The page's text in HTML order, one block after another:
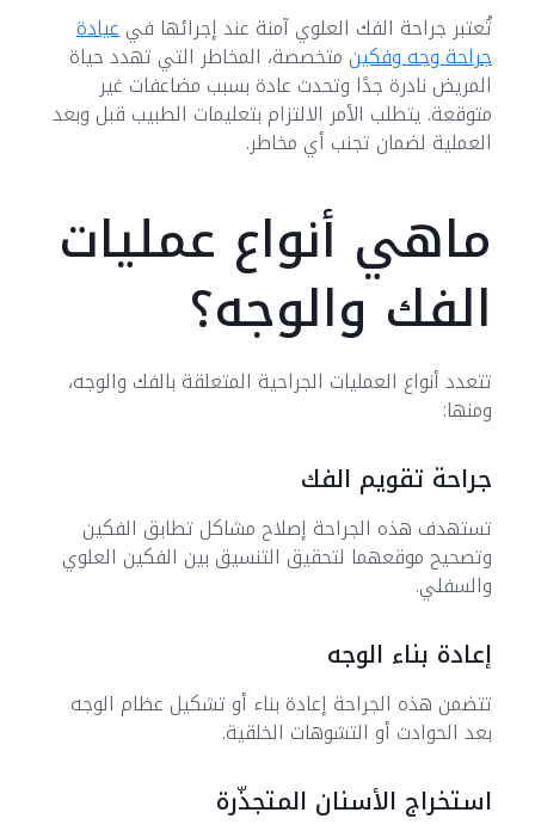
تُعتبر جراحة الفك العلوي آمنة عند إجرائها فيعيادة
جراحة وجه وفكين متخصصة، المخاطر التي تهدد حياة
المريض نادرة جدًا وتحدث عادة بسبب مضاعفات غير
متوقعة. يتطلب الأمر الالتزام بتعليمات الطبيب قبل وبعد
العملية لضمان تجنب أي مخاطر.
ماهي أنواع عمليات
الفك والوجه؟
تتعدد أنواع العمليات الجراحية المتعلقة بالفك والوجه،
ومنها:
جراحة تقويم الفك
تستهدف هذه الجراحة إصلاح مشاكل تطابق الفكين
وتصحيح موقعهما لتحقيق التنسيق بين الفكين العلوي
والسفلي.
إعادة بناء الوجه
تتضمن هذه الجراحة إعادة بناء أو تشكيل عظام الوجه
بعد الحوادث أو التشوهات الخلقية.
استخراج الأسنان المتجذّرة